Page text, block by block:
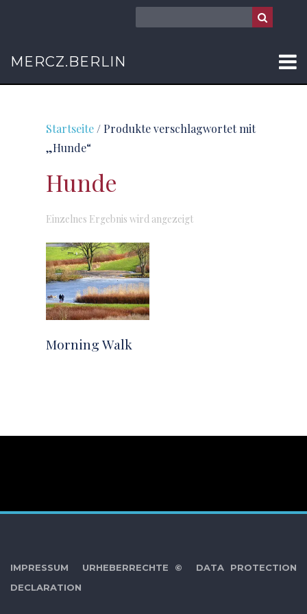
MERCZ.BERLIN
Startseite / Produkte verschlagwortet mit
„Hunde“
Hunde
Einzelnes Ergebnis wird angezeigt
Morning Walk
IMPRESSUM URHEBERRECHTE ©
DATA PROTECTION
DECLARATION